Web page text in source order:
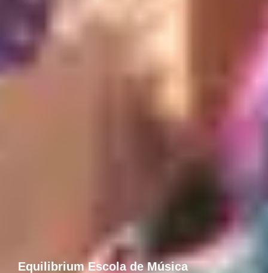
Equilibrium Escola de Música